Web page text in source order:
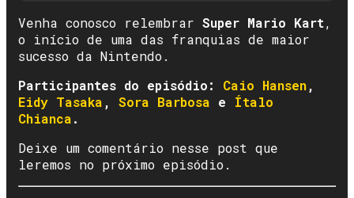
Venha conosco relembrar Super Mario Kart,
o início de uma das franquias de maior
sucesso da Nintendo.
Participantes do episódio: Caio Hansen,
Eidy Tasaka , Sora Barbosa e Ítalo
Chianca.
Deixe um comentário nesse post que
leremos no próximo episódio.